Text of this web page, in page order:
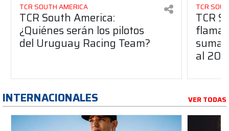
TCR SOUTH AMERICA
TCR South America:
¿Quiénes serán los pilotos
del Uruguay Racing Team?
TCR
TCR
suma
al
INTERNACIONALES VER TODAS